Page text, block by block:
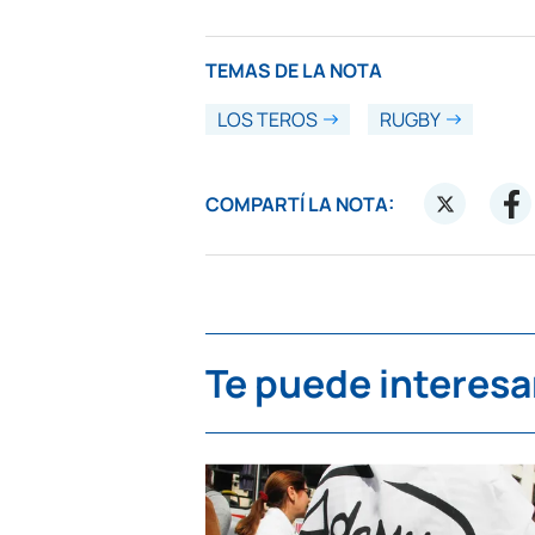
TEMAS DE LA NOTA
LOS TEROS
RUGBY
COMPARTÍ LA NOTA:
Te puede